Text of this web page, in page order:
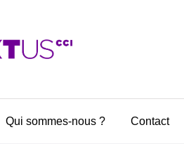
Qui sommes-nous ? Contact